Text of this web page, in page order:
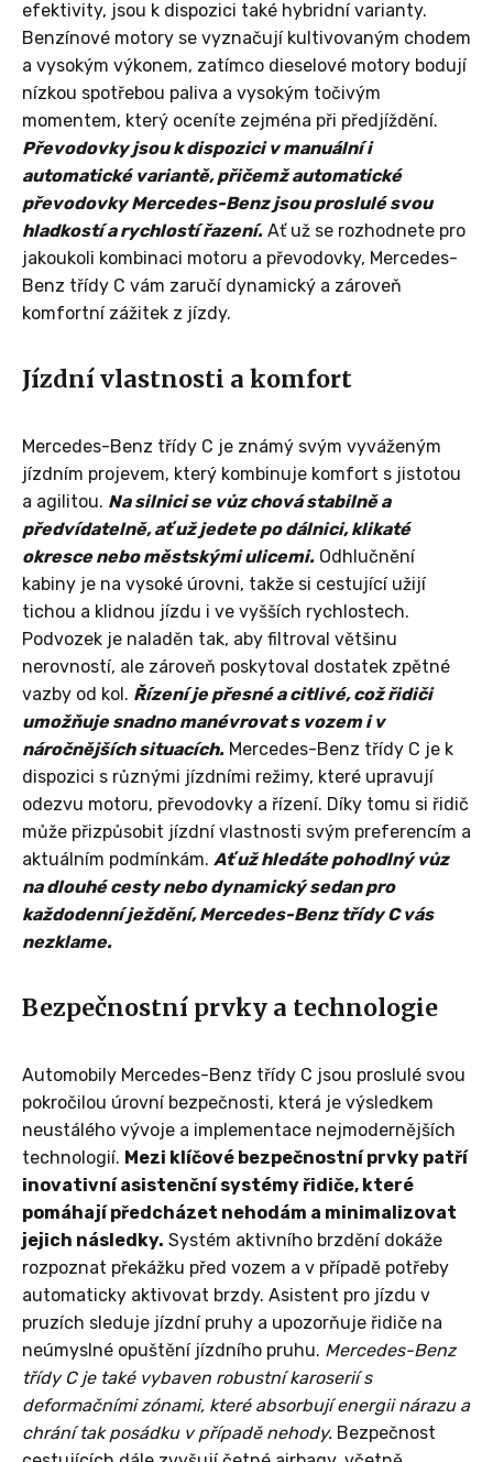
efektivity, jsou k dispozici také hybridní varianty.
Benzínové motory se vyznačují kultivovaným chodem
a vysokým výkonem, zatímco dieselové motory bodují
nízkou spotřebou paliva a vysokým točivým
momentem, který oceníte zejména při předjíždění.
Převodovky jsou k dispozici v manuální i
automatické variantě, přičemž automatické
převodovky Mercedes-Benz jsou proslulé svou
hladkostí a rychlostí řazení. Ať už se rozhodnete pro
jakoukoli kombinaci motoru a převodovky, Mercedes-
Benz třídy C vám zaručí dynamický a zároveň
komfortní zážitek z jízdy.
Jízdní vlastnosti a komfort
Mercedes-Benz třídy C je známý svým vyváženým
jízdním projevem, který kombinuje komfort s jistotou
a agilitou. Na silnici se vůz chová stabilně a
předvídatelně, ať už jedete po dálnici, klikaté
okresce nebo městskými ulicemi. Odhlučnění
kabiny je na vysoké úrovni, takže si cestující užijí
tichou a klidnou jízdu i ve vyšších rychlostech.
Podvozek je naladěn tak, aby filtroval většinu
nerovností, ale zároveň poskytoval dostatek zpětné
vazby od kol. Řízení je přesné a citlivé, což řidiči
umožňuje snadno manévrovat s vozem i v
náročnějších situacích. Mercedes-Benz třídy C je k
dispozici s různými jízdními režimy, které upravují
odezvu motoru, převodovky a řízení. Díky tomu si řidič
může přizpůsobit jízdní vlastnosti svým preferencím a
aktuálním podmínkám. Ať už hledáte pohodlný vůz
na dlouhé cesty nebo dynamický sedan pro
každodenní ježdění, Mercedes-Benz třídy C vás
nezklame.
Bezpečnostní prvky a technologie
Automobily Mercedes-Benz třídy C jsou proslulé svou
pokročilou úrovní bezpečnosti, která je výsledkem
neustálého vývoje a implementace nejmodernějších
technologií. Mezi klíčové bezpečnostní prvky patří
inovativní asistenční systémy řidiče, které
pomáhají předcházet nehodám a minimalizovat
jejich následky. Systém aktivního brzdění dokáže
rozpoznat překážku před vozem a v případě potřeby
automaticky aktivovat brzdy. Asistent pro jízdu v
pruzích sleduje jízdní pruhy a upozorňuje řidiče na
neúmyslné opuštění jízdního pruhu. Mercedes-Benz
třídy C je také vybaven robustní karoserií s
deformačními zónami, které absorbují energii nárazu a
chrání tak posádku v případě nehody. Bezpečnost